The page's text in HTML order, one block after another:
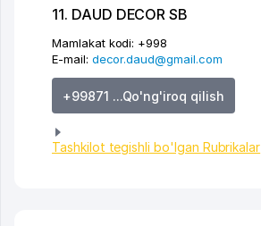
11. DAUD DECOR SB
Mamlakat kodi: +998
E-mail: decor.daud@gmail.com
+99871 ...Qo'ng'iroq qilish
Tashkilot tegishli bo'lgan Rubrikalar